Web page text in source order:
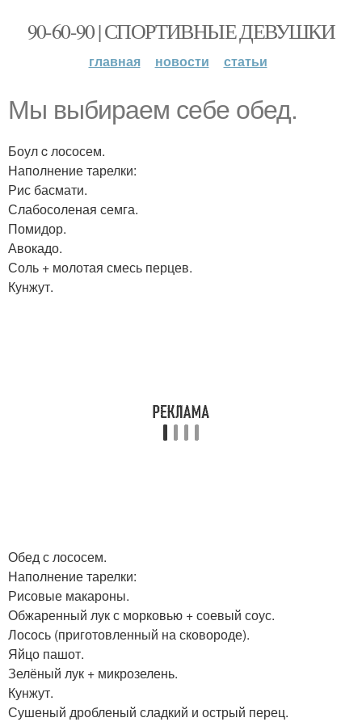
90-60-90 | СПОРТИВНЫЕ ДЕВУШКИ
главная новости статьи
Мы выбираем себе обед.
Боул c лососем.
Наполнение тарелки:
Рис басмати.
Слабосоленая семга.
Помидор.
Авокадо.
Соль + молотая смесь перцев.
Кунжут.
Обед с лососем.
Наполнение тарелки:
Рисовые макароны.
Обжаренный лук с морковью + соевый соус.
Лосось (приготовленный на сковороде).
Яйцо пашот.
Зелёный лук + микрозелень.
Кунжут.
Сушеный дробленый сладкий и острый перец.